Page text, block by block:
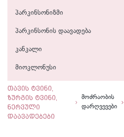
პარკინსონიზმი
პარკინსონის დაავადება
კანკალი
მიოკლონუსი
თავის ტვინი,
ზურგის ტვინი,
ნერვული
დაავადებები
მოძრაობის
დარღვევები